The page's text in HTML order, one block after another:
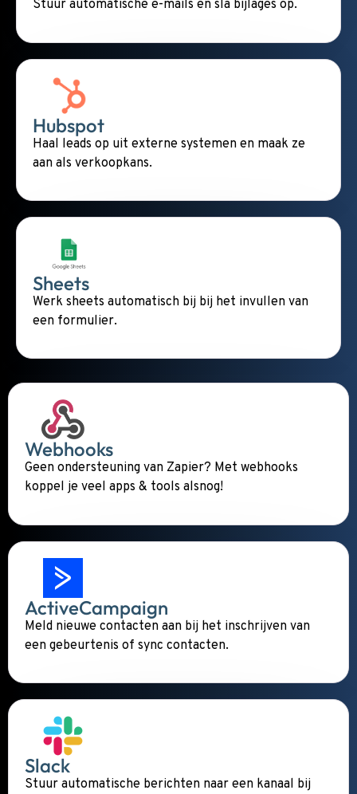
Stuur automatische e-mails en sla bijlages op.
Hubspot
Haal leads op uit externe systemen en maak ze
aan als verkoopkans.
Sheets
Werk sheets automatisch bij bij het invullen van
een formulier.
Webhooks
Geen ondersteuning van Zapier? Met webhooks
koppel je veel apps & tools alsnog!
ActiveCampaign
Meld nieuwe contacten aan bij het inschrijven van
een gebeurtenis of sync contacten.
Slack
Stuur automatische berichten naar een kanaal bij